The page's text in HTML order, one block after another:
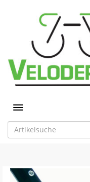
Toggle navigation